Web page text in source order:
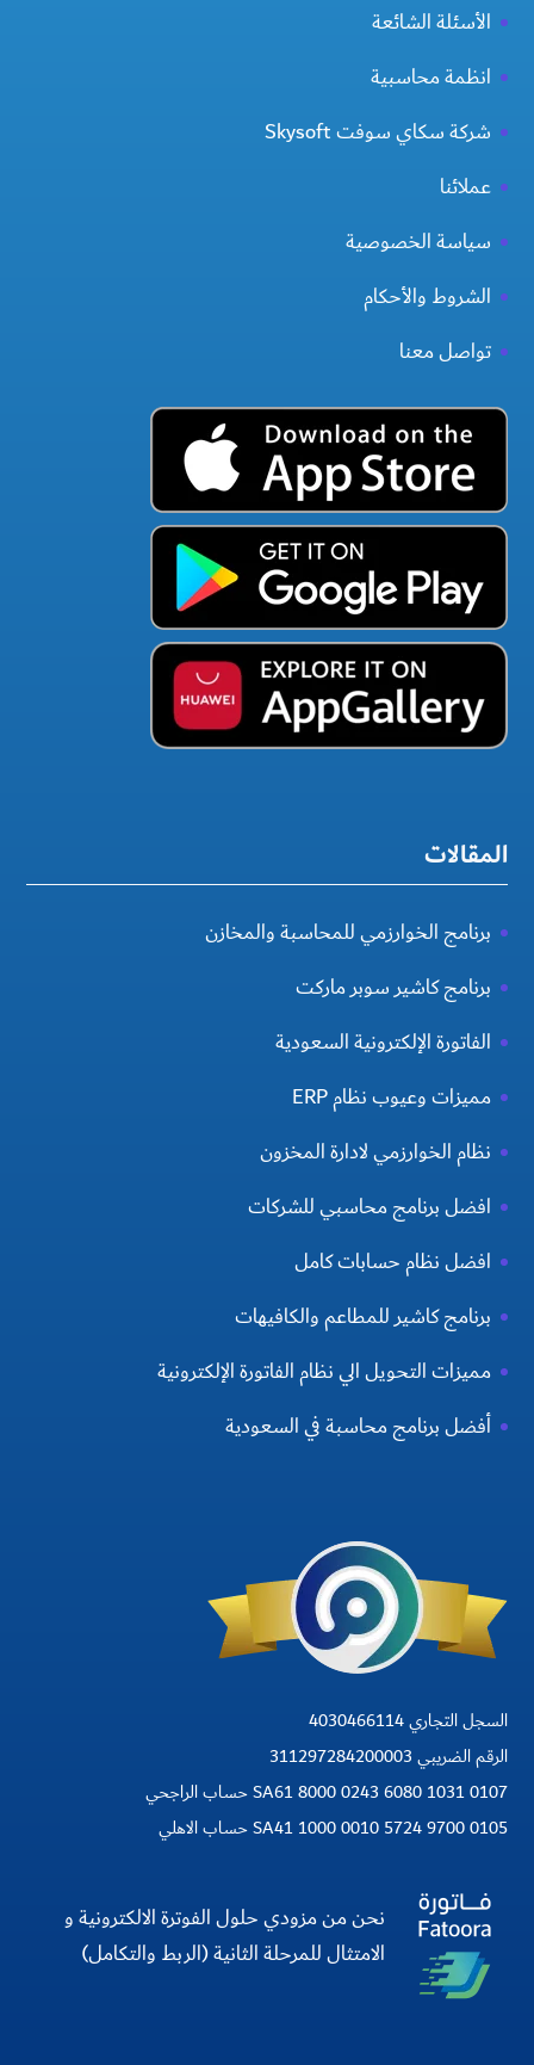
الأسئلة الشائعة
انظمة محاسبية
شركة سكاي سوفت Skysoft
عملائنا
سياسة الخصوصية
الشروط والأحكام
تواصل معنا
المقالات
برنامج الخوارزمي للمحاسبة والمخازن
برنامج كاشير سوبر ماركت
الفاتورة الإلكترونية السعودية
مميزات وعيوب نظام ERP
نظام الخوارزمي لادارة المخزون
افضل برنامج محاسبي للشركات
افضل نظام حسابات كامل
برنامج كاشير للمطاعم والكافيهات
مميزات التحويل الي نظام الفاتورة الإلكترونية
أفضل برنامج محاسبة في السعودية
السجل التجاري 4030466114
الرقم الضريبي 311297284200003
SA61 8000 0243 6080 1031 0107 حساب الراجحي
SA41 1000 0010 5724 9700 0105 حساب الاهلي
نحن من مزودي حلول الفوترة الالكترونية و
الامتثال للمرحلة الثانية (الربط والتكامل)